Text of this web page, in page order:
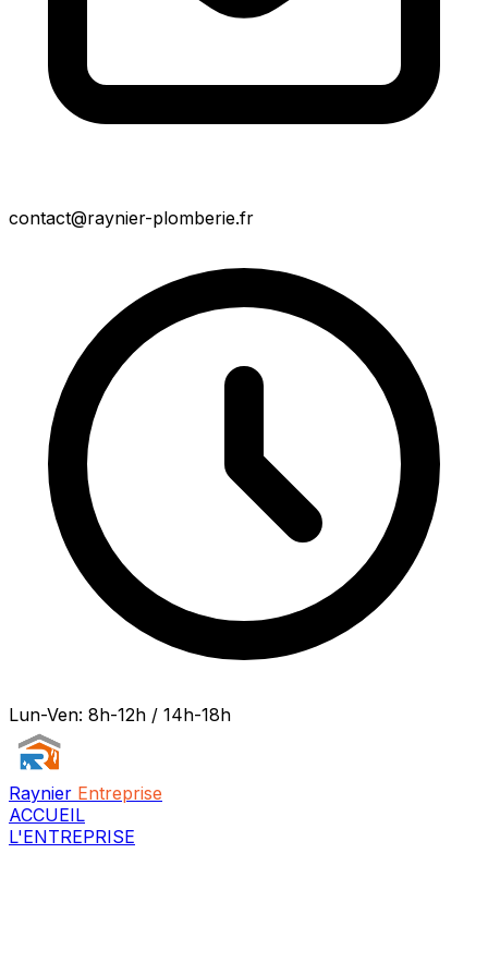
contact@raynier-plomberie.fr
Lun-Ven: 8h-12h / 14h-18h
Raynier Entreprise
ACCUEIL
L'ENTREPRISE